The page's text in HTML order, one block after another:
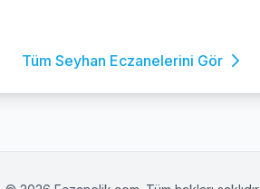
Tüm Seyhan Eczanelerini Gör